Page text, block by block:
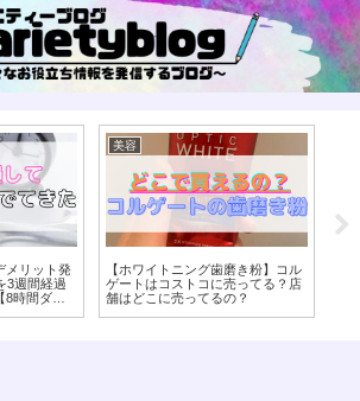
メリット発
3週間経過
8時間ダイ
美容
【ホワイトニング歯磨き粉】コル
ゲートはコストコに売ってる？店
舗はどこに売ってるの？